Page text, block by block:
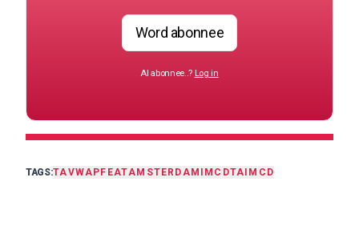
Word abonnee
Al abonnee..? Log in
TAGS:TAVWAP FEATAMSTERDAM IMCDTA IMCD